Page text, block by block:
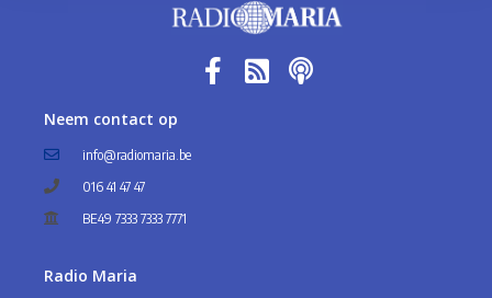
Neem contact op
info@radiomaria.be
016 41 47 47
BE49 7333 7333 7771
Radio Maria